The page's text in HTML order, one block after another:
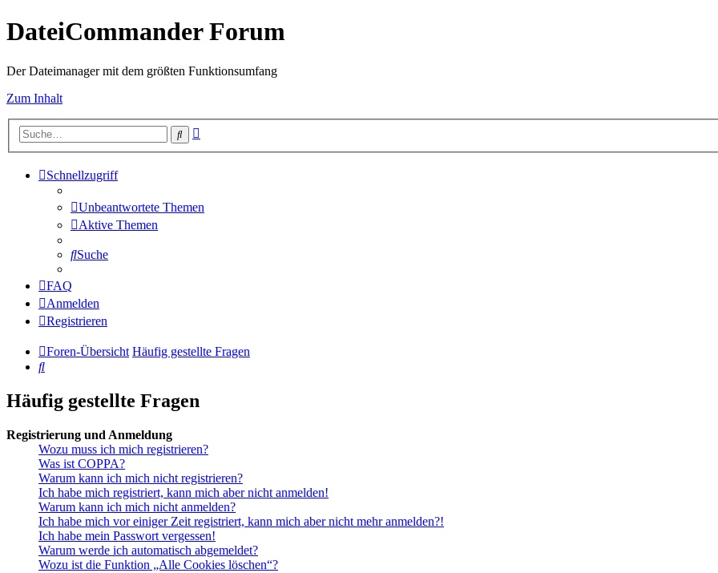
DateiCommander Forum
Der Dateimanager mit dem größten Funktionsumfang
Zum Inhalt
Suche
Schnellzugriff
Unbeantwortete Themen
Aktive Themen
Suche
FAQ
Anmelden
Registrieren
Foren-Übersicht Häufig gestellte Fragen
Suche
Häufig gestellte Fragen
Registrierung und Anmeldung
Wozu muss ich mich registrieren?
Was ist COPPA?
Warum kann ich mich nicht registrieren?
Ich habe mich registriert, kann mich aber nicht anmelden!
Warum kann ich mich nicht anmelden?
Ich habe mich vor einiger Zeit registriert, kann mich aber nicht mehr anmelden?!
Ich habe mein Passwort vergessen!
Warum werde ich automatisch abgemeldet?
Wozu ist die Funktion „Alle Cookies löschen“?